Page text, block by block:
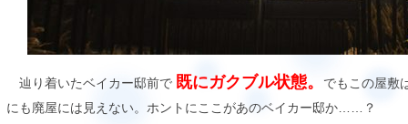
辿り着いたベイカー邸前で 既にガクブル状態。
でもこの屋敷
にも廃屋には見えない。ホントにここがあのベイカー邸か……？